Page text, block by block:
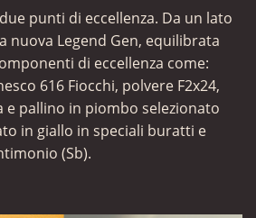
punti di eccellenza. Da un lato
nuova Legend Gen, equilibrata
di eccellenza come:
616 Fiocchi, polvere F2x24,
e pallino in piombo selezionato
in giallo in speciali buratti e
(Sb).